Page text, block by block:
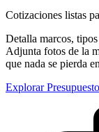
Cotizaciones listas
Detalla marcos,
Adjunta fotos de la
que nada se pierda
Explorar